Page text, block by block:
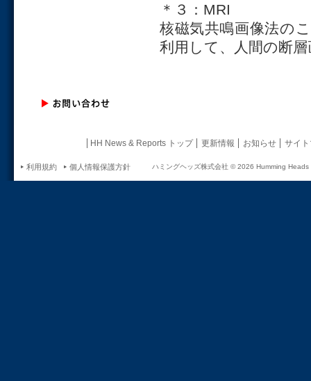
＊３：MRI
核磁気共鳴画像法の
利用して、人間の断
HH News & Reports トップ 更新情報 お知らせ サイ
ハミングヘッズ株式会社 ©2026 Humming
利用規約 個人情報保護方針